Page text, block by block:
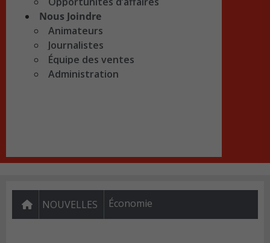
Nous Joindre
Animateurs
Journalistes
Équipe des ventes
Administration
NOUVELLES Économie